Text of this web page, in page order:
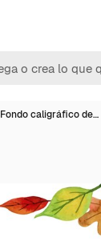
Fondo caligráfico de…